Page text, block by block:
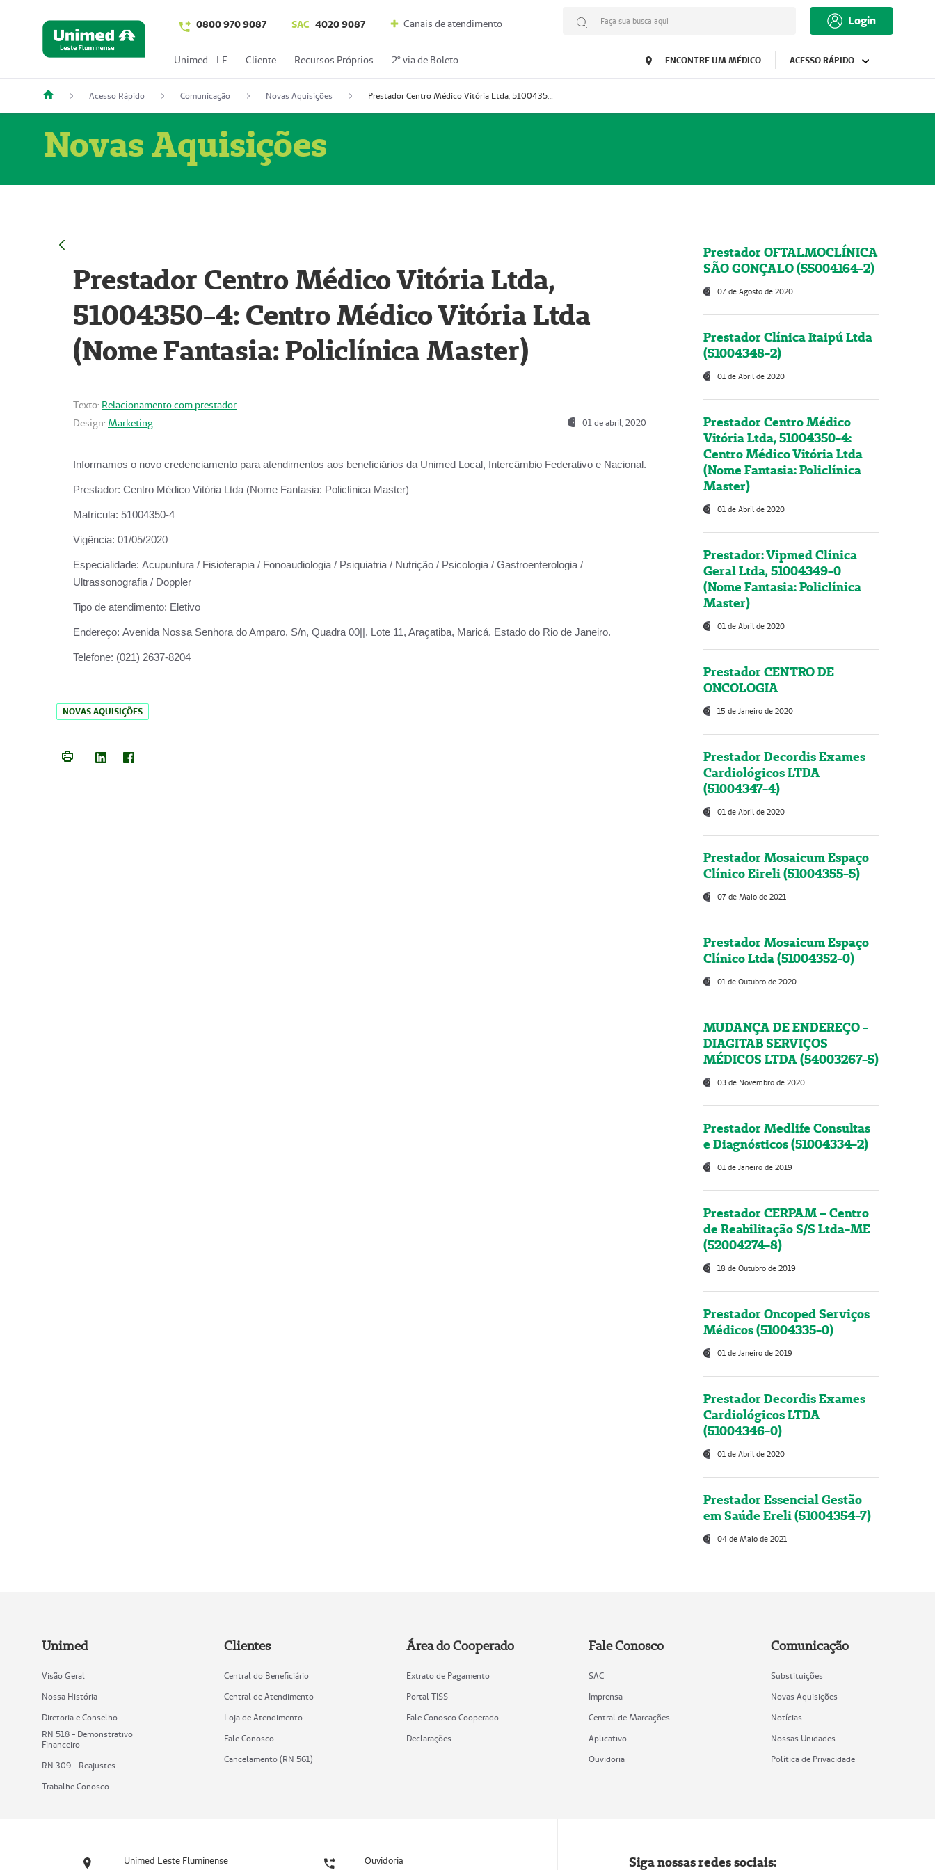
0800 970 9087 SAC 4020 9087 Canais de atendimento Faça sua busca aqui Login
Unimed - LF Cliente Recursos Próprios 2º via de Boleto ENCONTRE UM MÉDICO ACESSO RÁPIDO
Acesso Rápido Comunicação Novas Aquisições Prestador Centro Médico Vitória Ltda, 51004350-4: Centro Médico Vitória Ltda (Nome Fantasia: Policlínica Master)
Novas Aquisições
Prestador Centro Médico Vitória Ltda,
51004350-4: Centro Médico Vitória Ltda
(Nome Fantasia: Policlínica Master)
Texto: Relacionamento com prestador
Design: Marketing 01 de abril, 2020
Informamos o novo credenciamento para atendimentos aos beneficiários da Unimed Local, Intercâmbio Federativo e Nacional.
Prestador: Centro Médico Vitória Ltda (Nome Fantasia: Policlínica Master)
Matrícula: 51004350-4
Vigência: 01/05/2020
Especialidade: Acupuntura / Fisioterapia / Fonoaudiologia / Psiquiatria / Nutrição / Psicologia / Gastroenterologia /
Ultrassonografia / Doppler
Tipo de atendimento: Eletivo
Endereço: Avenida Nossa Senhora do Amparo, S/n, Quadra 00||, Lote 11, Araçatiba, Maricá, Estado do Rio de Janeiro.
Telefone: (021) 2637-8204
NOVAS AQUISIÇÕES
Prestador OFTALMOCLÍNICA
SÃO GONÇALO (55004164-2)
07 de Agosto de 2020
Prestador Clínica Itaipú Ltda
(51004348-2)
01 de Abril de 2020
Prestador Centro Médico
Vitória Ltda, 51004350-4:
Centro Médico Vitória Ltda
(Nome Fantasia: Policlínica
Master)
01 de Abril de 2020
Prestador: Vipmed Clínica
Geral Ltda, 51004349-0
(Nome Fantasia: Policlínica
Master)
01 de Abril de 2020
Prestador CENTRO DE
ONCOLOGIA
15 de Janeiro de 2020
Prestador Decordis Exames
Cardiológicos LTDA
(51004347-4)
01 de Abril de 2020
Prestador Mosaicum Espaço
Clínico Eireli (51004355-5)
07 de Maio de 2021
Prestador Mosaicum Espaço
Clínico Ltda (51004352-0)
01 de Outubro de 2020
MUDANÇA DE ENDEREÇO -
DIAGITAB SERVIÇOS
MÉDICOS LTDA (54003267-5)
03 de Novembro de 2020
Prestador Medlife Consultas
e Diagnósticos (51004334-2)
01 de Janeiro de 2019
Prestador CERPAM – Centro
de Reabilitação S/S Ltda-ME
(52004274-8)
18 de Outubro de 2019
Prestador Oncoped Serviços
Médicos (51004335-0)
01 de Janeiro de 2019
Prestador Decordis Exames
Cardiológicos LTDA
(51004346-0)
01 de Abril de 2020
Prestador Essencial Gestão
em Saúde Ereli (51004354-7)
04 de Maio de 2021
Unimed
Visão Geral
Nossa História
Diretoria e Conselho
RN 518 - Demonstrativo
Financeiro
RN 309 - Reajustes
Trabalhe Conosco
Clientes
Central do Beneficiário
Central de Atendimento
Loja de Atendimento
Fale Conosco
Cancelamento (RN 561)
Área do Cooperado
Extrato de Pagamento
Portal TISS
Fale Conosco Cooperado
Declarações
Fale Conosco
SAC
Imprensa
Central de Marcações
Aplicativo
Ouvidoria
Comunicação
Substituições
Novas Aquisições
Notícias
Nossas Unidades
Política de Privacidade
Unimed Leste Fluminense Ouvidoria Siga nossas redes sociais: